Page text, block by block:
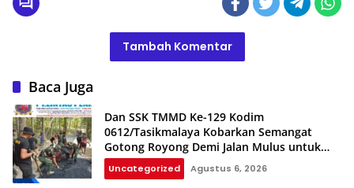
Tambah Komentar
Baca Juga
Dan SSK TMMD Ke-129 Kodim
0612/Tasikmalaya Kobarkan Semangat
Gotong Royong Demi Jalan Mulus untuk
Rakyat
Uncategorized Agustus 6, 2026